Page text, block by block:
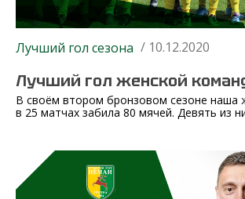
Лучший гол сезона / 10.12.2020
Лучший гол женской
В своём втором бронзовом сезоне наша
в 25 матчах забила 80 мячей. Девять из